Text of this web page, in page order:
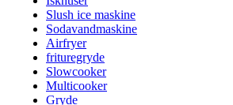
Slush ice maskine
Sodavandmaskine
Airfryer
frituregryde
Slowcooker
Multicooker
Gryde